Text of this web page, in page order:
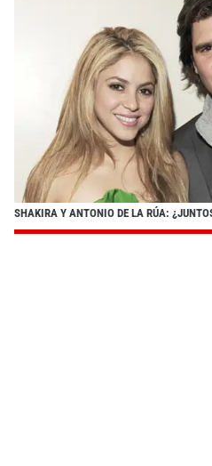
SHAKIRA Y ANTONIO DE LA RÚA: